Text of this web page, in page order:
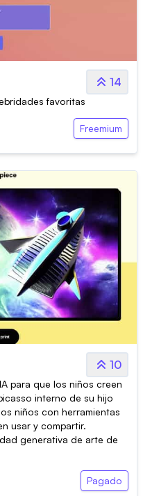
14
favoritas
Freemium
10
para que los niños creen
interno de su hijo
niños con herramientas
usar y compartir.
generativa de arte de
Pagado